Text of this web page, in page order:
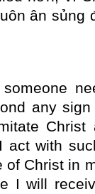
ân sủng
any
act with
Christ in
I will